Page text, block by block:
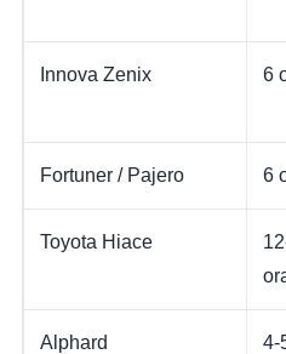
Innova Zenix 6
Fortuner / Pajero 6
Toyota Hiace
Alphard 4-